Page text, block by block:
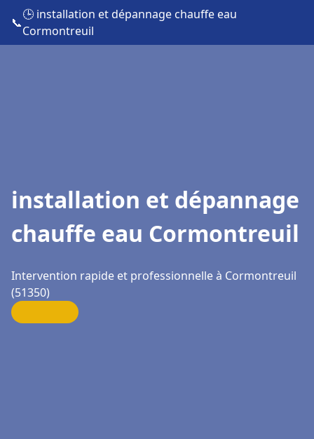
📞
🕒 installation et dépannage chauffe eau
Cormontreuil
installation et dépannage
chauffe eau Cormontreuil
Intervention rapide et professionnelle à Cormontreuil
(51350)